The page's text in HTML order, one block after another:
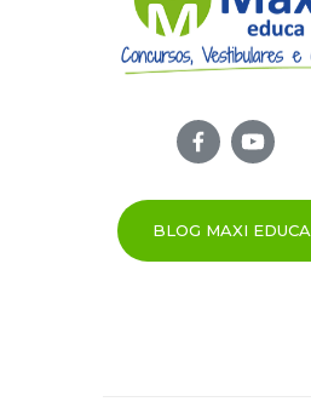
BLOG MAXI EDUCA